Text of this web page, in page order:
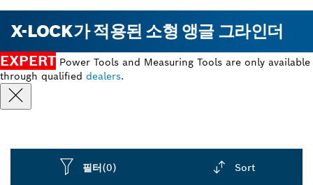
X-LOCK가 적용된 소형 앵글 그라인더
EXPERT Power Tools and Measuring Tools are only available
through qualified dealers.
필터(0) Sort